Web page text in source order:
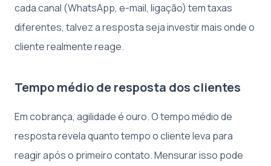
cada canal (WhatsApp, e-mail, ligação) tem taxas
diferentes, talvez a resposta seja investir mais onde o
cliente realmente reage.
Tempo médio de resposta dos clientes
Em cobrança, agilidade é ouro. O tempo médio de
resposta revela quanto tempo o cliente leva para
reagir após o primeiro contato. Mensurar isso pode